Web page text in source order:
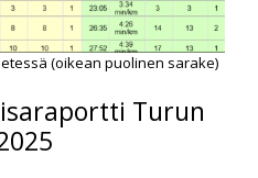
(oikean puolinen sarake)
Turun